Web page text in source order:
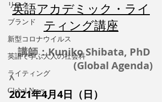
リスク
ブランド
新型コロナウイルス
英語で学ぶ大人の社会科
ライティング
Global News
英語アカデミック・ライ
ティング講座
講師：Kuniko Shibata, PhD
(Global Agenda)
^
2021年4月4日（日）